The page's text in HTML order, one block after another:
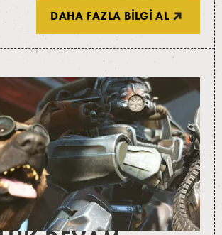
DAHA FAZLA BILGI AL